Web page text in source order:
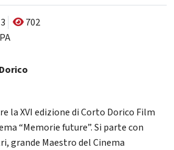
3
702
la XVI edizione di Corto Dorico Film
“Memorie future”. Si parte con
grande Maestro del Cinema